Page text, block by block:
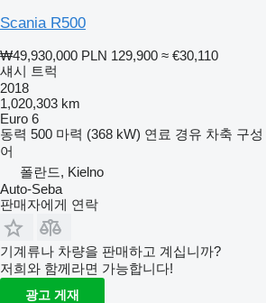
Scania R500
₩49,930,000 PLN 129,900 ≈ €30,110
섀시 트럭
2018
1,020,303 km
Euro 6
동력 500 마력 (368 kW) 연료 경유 차축 구성
어
폴란드, Kielno
Auto-Seba
판매자에게 연락
기계류나 차량을 판매하고 계십니까?
저희와 함께라면 가능합니다!
광고 게재